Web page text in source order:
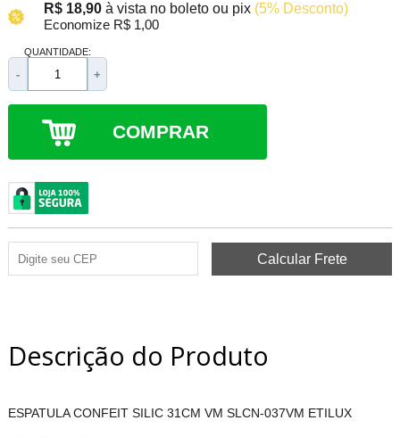
R$ 18,90 à vista no boleto ou pix (5% Desconto)
Economize R$ 1,00
QUANTIDADE:
- +
COMPRAR
Descrição do Produto
ESPATULA CONFEIT SILIC 31CM VM SLCN-037VM ETILUX